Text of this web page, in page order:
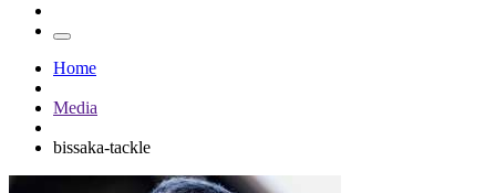
Home
Media
bissaka-tackle